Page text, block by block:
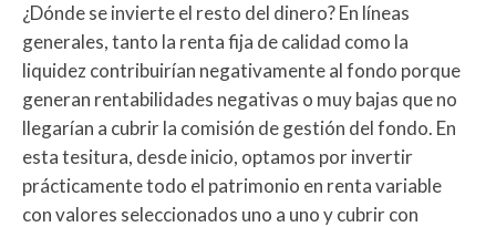
¿Dónde se invierte el resto del dinero? En líneas
generales, tanto la renta fija de calidad como la
liquidez contribuirían negativamente al fondo porque
generan rentabilidades negativas o muy bajas que no
llegarían a cubrir la comisión de gestión del fondo. En
esta tesitura, desde inicio, optamos por invertir
prácticamente todo el patrimonio en renta variable
con valores seleccionados uno a uno y cubrir con